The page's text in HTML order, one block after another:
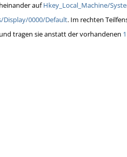
aufHkey_Local_Machine/
Display/0000/Default. Im rechten
tragen sie anstatt der vorhandenen 1